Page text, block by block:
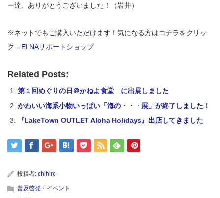
ー達、ありがとうございました！（岩井）
※ネットでもご購入いただけます！気になる方はコチラをクリッ
ク→ ELNAサポートショップ
Related Posts:
第１回めぐりの日＠かねよ食堂 に出展しました
かわいい海系小物いっぱい「海の・・・展」が終了しました！
『LakeTown OUTLET Aloha Holidays』出店してきました
投稿者: chihiro
普及啓発・イベント